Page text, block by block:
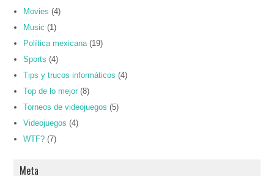
Movies (4)
Music (1)
Política mexicana (19)
Sports (4)
Tips y trucos informáticos (4)
Top de lo mejor (8)
Torneos de videojuegos (5)
Videojuegos (4)
WTF? (7)
Meta